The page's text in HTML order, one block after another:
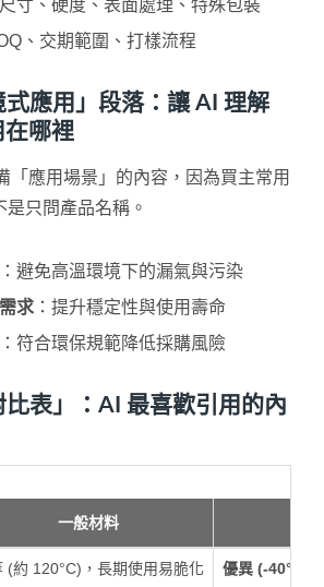
尺寸、硬度、表面處理、特殊包裝
、交期範圍、打樣流程
式應用」段落：讓 AI 理解
在哪裡
「應用場景」的內容，因為買主常用
只問產品名稱。
：避免高溫環境下的漏氣與污染
求 ：提升穩定性與使用壽命
：符合環保規範降低採購風險
比表」：AI 最喜歡引用的內
一般材料
(約 120°C)，長期使用易脆化 優異 (-40°C ~